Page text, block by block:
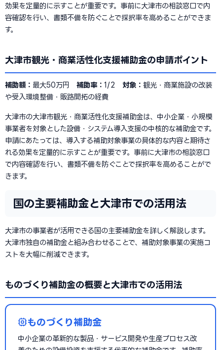
効果を定量的に示すことが重要です。事前に大津市の相談窓口で内
容確認を行い、書類不備を防ぐことで採択率を高めることができま
す。
大津市観光・商業活性化支援補助金の申請ポイント
補助額： 最大50万円 補助率： 1/2 対象： 観光・商業施設の改装
や受入環境整備・販路開拓の経費
大津市の大津市観光・商業活性化支援補助金は、中小企業・小規模
事業者を対象とした設備・システム導入支援の中核的な補助金です。
申請にあたっては、導入する補助対象事業の具体的な内容と期待さ
れる効果を定量的に示すことが重要です。事前に大津市の相談窓口
で内容確認を行い、書類不備を防ぐことで採択率を高めることがで
きます。
国の主要補助金と大津市での活用法
大津市の事業者が活用できる国の主要補助金を詳しく解説します。
大津市独自の補助金と組み合わせることで、補助対象事業の実施コ
ストを大幅に削減できます。
ものづくり補助金の概要と大津市での活用法
ものづくり補助金
中小企業の革新的な製品・サービス開発や生産プロセス改